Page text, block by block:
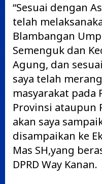
“Sesuai dengan
telah
Blambangan
Semenguk dan
Agung, dan
saya telah
masyarakat pada
Provinsi ataupun
akan saya
disampaikan ke
Mas SH,yang
DPRD Way Kanan.